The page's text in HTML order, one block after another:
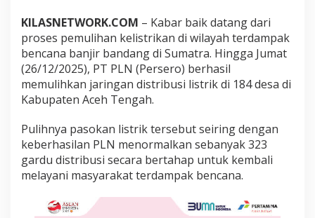
s
a
n
D
e
s
a
e
r
d
a
m
KILASNETWORK.COM – Kabar baik datang dari
proses pemulihan kelistrikan di wilayah terdampak
bencana banjir bandang di Sumatra. Hingga Jumat
(26/12/2025), PT PLN (Persero) berhasil
memulihkan jaringan distribusi listrik di 184 desa di
Kabupaten Aceh Tengah.
Pulihnya pasokan listrik tersebut seiring dengan
keberhasilan PLN menormalkan sebanyak 323
gardu distribusi secara bertahap untuk kembali
melayani masyarakat terdampak bencana.